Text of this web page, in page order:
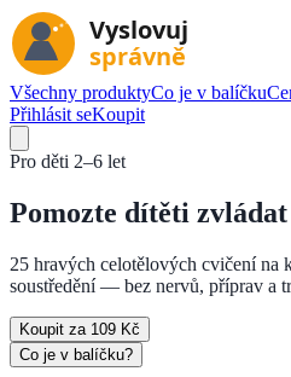
Všechny produktyCo je v balíčku
Přihlásit seKoupit
Pro děti 2–6 let
Pomozte dítěti
25 hravých celotělových cvičení na
soustředění — bez nervů, příprav a
Koupit za 109 Kč
Co je v balíčku?